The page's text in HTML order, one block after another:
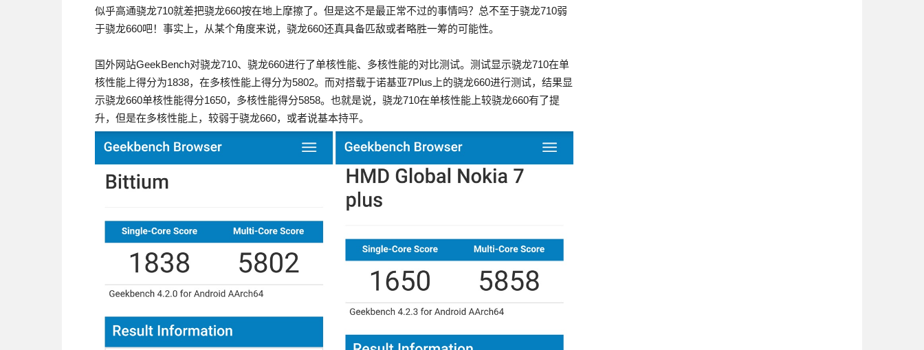
似乎高通骁龙710就差把骁龙660按在地上摩擦了。但是这不是最正常不过的事情吗？总不至于骁龙710弱
于骁龙660吧！事实上，从某个角度来说，骁龙660还真具备匹敌或者略胜一筹的可能性。
国外网站GeekBench对骁龙710、骁龙660进行了单核性能、多核性能的对比测试。测试显示骁龙710在单
核性能上得分为1838，在多核性能上得分为5802。而对搭载于诺基亚7Plus上的骁龙660进行测试，结果显
示骁龙660单核性能得分1650，多核性能得分5858。也就是说，骁龙710在单核性能上较骁龙660有了提
升，但是在多核性能上，较弱于骁龙660，或者说基本持平。